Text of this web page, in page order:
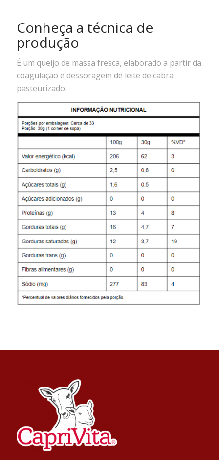
Conheça a técnica de
produção
É um queijo de massa fresca, elaborado a partir da
coagulação e dessoragem de leite de cabra
pasteurizado.